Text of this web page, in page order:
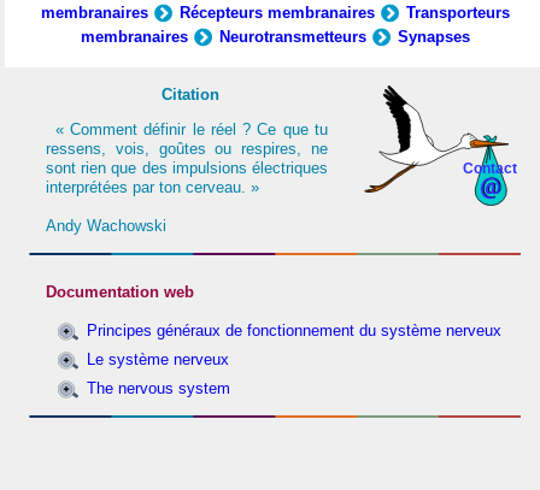
membranaires
Récepteurs membranaires
Transporteurs
membranaires
Neurotransmetteurs Synapses
Contact
Citation
« Comment définir le réel ? Ce que tu
ressens, vois, goûtes ou respires, ne
sont rien que des impulsions électriques
interprétées par ton cerveau. »
Andy Wachowski
Documentation web
Principes généraux de fonctionnement du système nerveux
Le système nerveux
The nervous system